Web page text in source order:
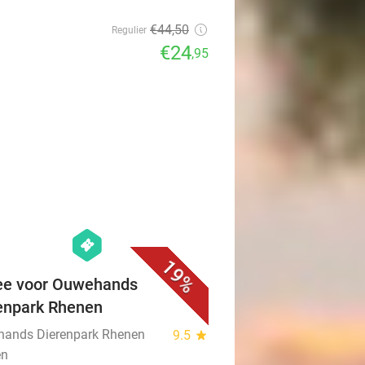
Regulier €44,50
€24,95
19%
hexagon
events
voor Ouwehands
Rhenen
Dierenpark Rhenen 9.5 star